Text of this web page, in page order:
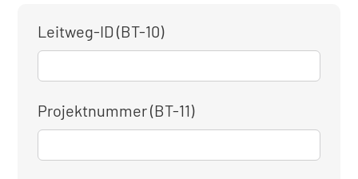
Leitweg-ID (BT-10)
Projektnummer (BT-11)